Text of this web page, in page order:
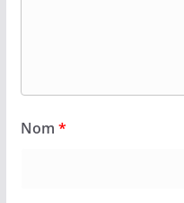
Nom *